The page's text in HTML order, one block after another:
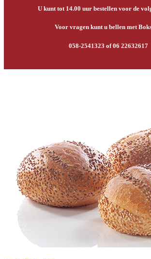
U kunt tot 14.00 uur bestellen voor de
Voor vragen kunt u bellen met
058-2541323 of 06 22632617